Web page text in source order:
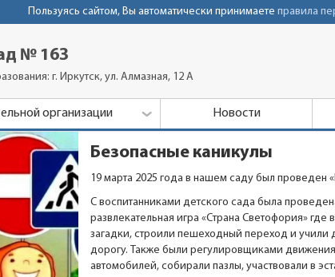
Пользуясь сайтом, Вы автоматически принимаете правила
№ 163
г. Иркутск, ул. Алмазная, 12 А
организации Новости
Безопасные каникулы
19 марта 2025 года в нашем саду был проведен
С воспитанниками детского сада была
развлекательная игра «Страна Светофория»
загадки, строили пешеходный переход и учили
дорогу. Также были регулировщиками
автомобилей, собирали пазлы, участвовали в